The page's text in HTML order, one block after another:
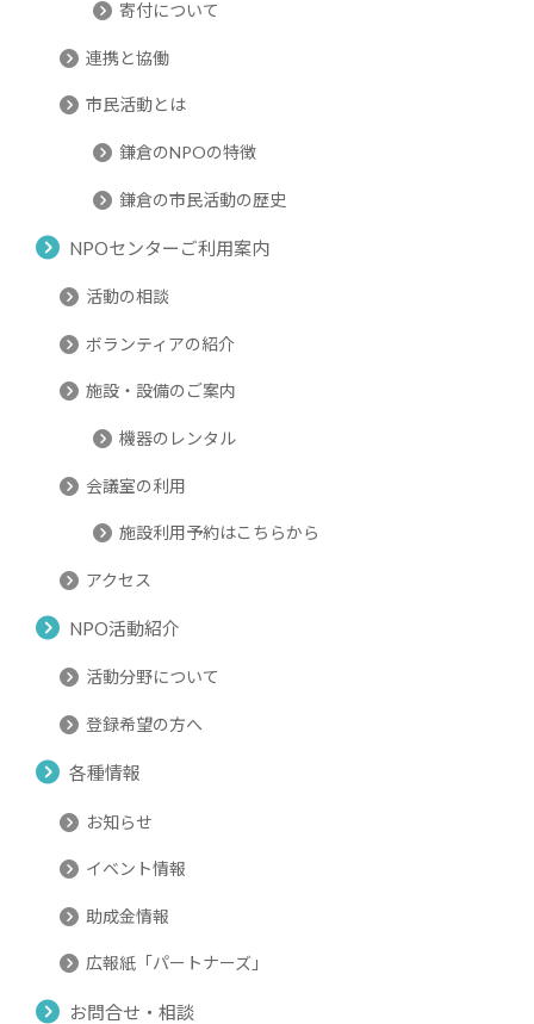
寄付について
連携と協働
市民活動とは
鎌倉のNPOの特徴
鎌倉の市民活動の歴史
NPOセンターご利用案内
活動の相談
ボランティアの紹介
施設・設備のご案内
機器のレンタル
会議室の利用
施設利用予約はこちらから
アクセス
NPO活動紹介
活動分野について
登録希望の方へ
各種情報
お知らせ
イベント情報
助成金情報
広報紙「パートナーズ」
お問合せ・相談